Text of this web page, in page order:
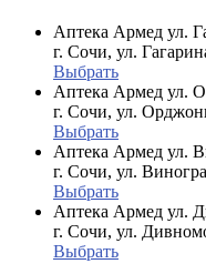
Аптека Армед ул.
г. Сочи, ул.
Выбрать
Аптека Армед ул.
г. Сочи, ул.
Выбрать
Аптека Армед ул.
г. Сочи, ул.
Выбрать
Аптека Армед ул.
г. Сочи, ул.
Выбрать